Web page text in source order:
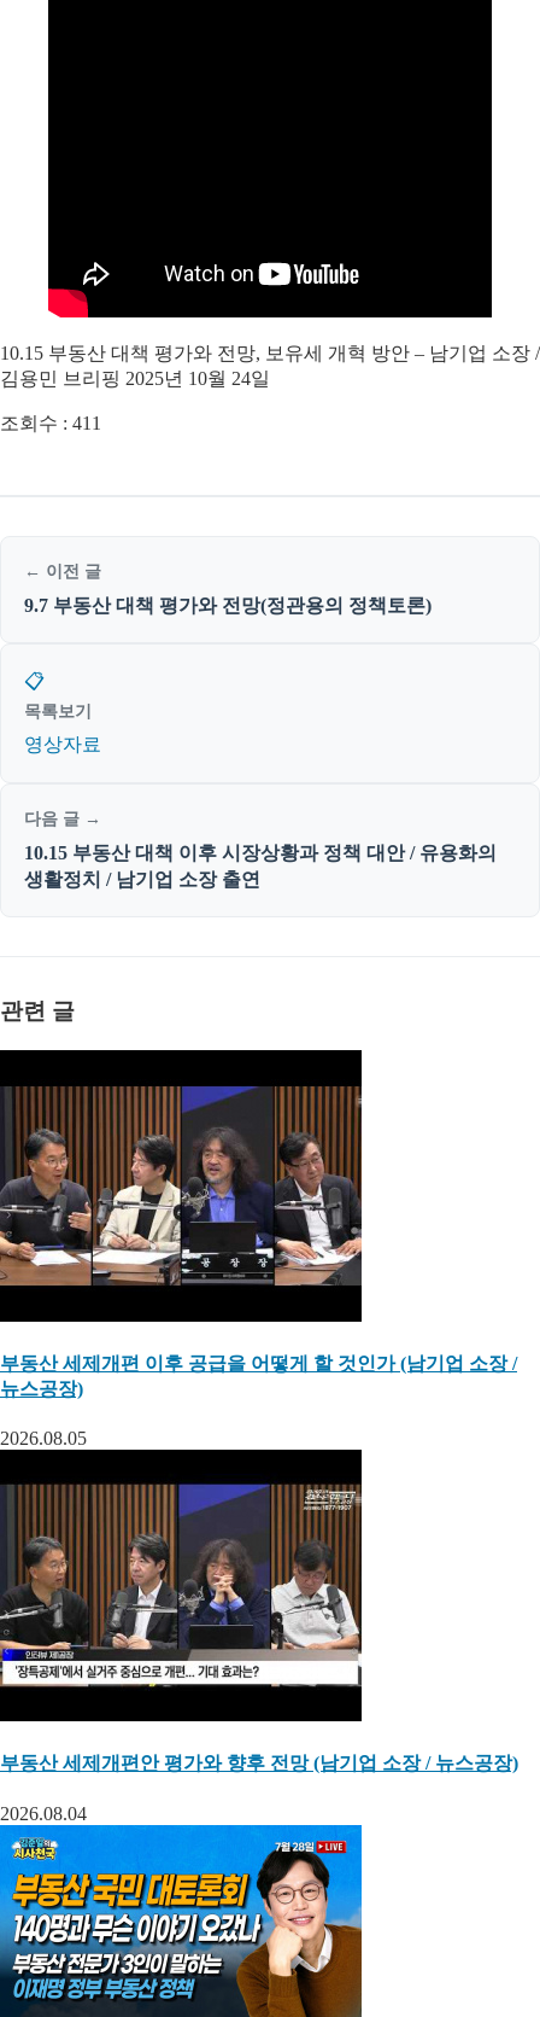
10.15 부동산 대책 평가와 전망, 보유세 개혁 방안 – 남기업 소장 /
김용민 브리핑 2025년 10월 24일
조회수 : 411
← 이전 글
9.7 부동산 대책 평가와 전망(정관용의 정책토론)
📋
목록보기
영상자료
다음 글 →
10.15 부동산 대책 이후 시장상황과 정책 대안 / 유용화의
생활정치 / 남기업 소장 출연
관련 글
부동산 세제개편 이후 공급을 어떻게 할 것인가 (남기업 소장 /
뉴스공장)
2026.08.05
부동산 세제개편안 평가와 향후 전망 (남기업 소장 / 뉴스공장)
2026.08.04